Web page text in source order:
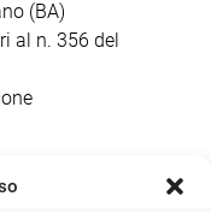
ha […]
(BA)
al n. 356 del